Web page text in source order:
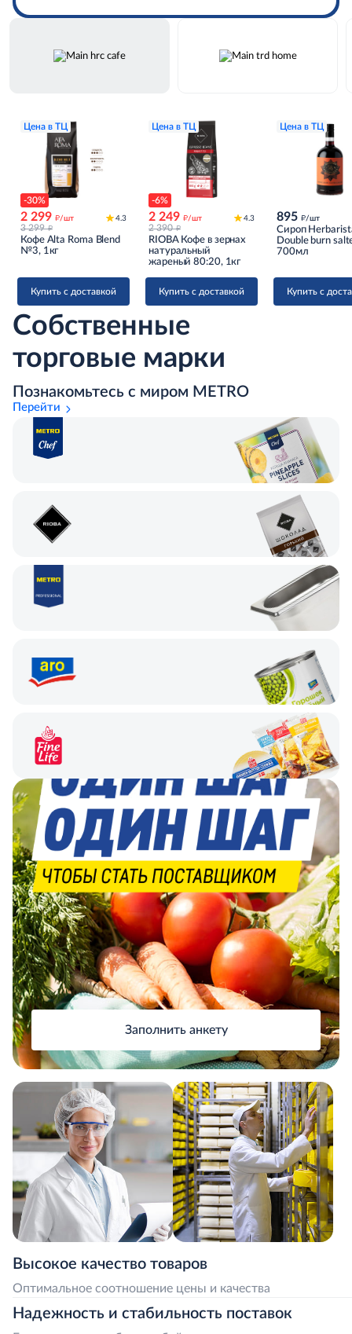
Цена в ТЦ
-30%
2 299 д/шт
3 299 д
4.3
Кофе Alta Roma Blend
№3, 1кг
Купить с доставкой
Цена в ТЦ
-6%
2 249 д/шт
2 390 д
4.3
RIOBA Кофе в зернах
натуральный
жареный 80:20, 1кг
Купить с доставкой
Цена в ТЦ
895 д/шт
Сироп
Double burn
caramel
700мл
Купить с
Собственные
торговые марки
Познакомьтесь с миром METRO
Перейти
Заполнить анкету
Высокое качество товаров
Оптимальное соотношение цены и качества
Надежность и стабильность поставок